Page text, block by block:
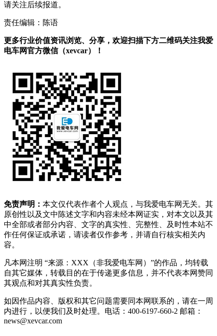
请关注后续报道。
责任编辑：陈语
更多行业价值资讯浏览、分享，欢迎扫描下方二维码关注我爱
电车网官方微信（xevcar）！
免责声明： 本文仅代表作者个人观点，与我爱电车网无关。其
原创性以及文中陈述文字和内容未经本网证实，对本文以及其
中全部或者部分内容、文字的真实性、完整性、及时性本站不
作任何保证或承诺，请读者仅作参考，并请自行核实相关内
容。
凡本网注明 “来源：XXX（非我爱电车网）”的作品，均转载
自其它媒体，转载目的在于传递更多信息，并不代表本网赞同
其观点和对其真实性负责。
如因作品内容、版权和其它问题需要同本网联系的，请在一周
内进行，以便我们及时处理。电话：400-6197-660-2 邮箱：
news@xevcar.com